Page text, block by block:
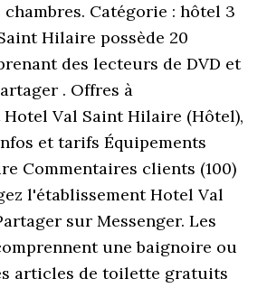
Catégorie : hôtel 3
Hilaire possède 20
des lecteurs de DVD et
. Offres à
Val Saint Hilaire (Hôtel),
et tarifs Équipements
Commentaires clients (100)
l'établissement Hotel Val
sur Messenger. Les
une baignoire ou
articles de toilette gratuits